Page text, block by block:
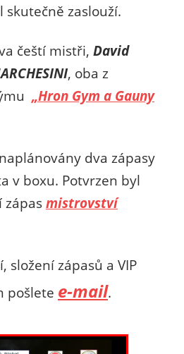
zaslouží.
čeští mistři, David
, oba z
„Hron Gym a Gauny
dva zápasy
v boxu. Potvrzen byl
zápas mistrovství
složení zápasů a VIP
pošlete e-mail.